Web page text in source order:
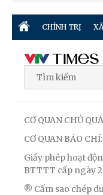
CHÍNH TRỊ
CƠ QUAN CHỦ
CƠ QUAN BÁO CHÍ:
Giấy phép hoạt
BTTTT cấp ngày
® Cấm sao chép